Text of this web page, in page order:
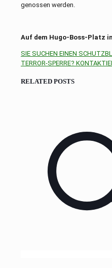
genossen werden.
Auf dem Hugo-Boss-Platz
SIE SUCHEN EINEN
TERROR-SPERRE?
RELATED POSTS